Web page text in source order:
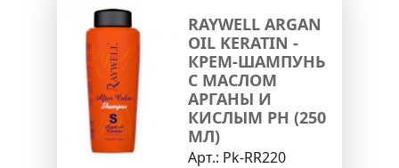
RAYWELL ARGAN
OIL KERATIN -
КРЕМ-ШАМПУНЬ
С МАСЛОМ
АРГАНЫ И
КИСЛЫМ PH (250
МЛ)
Арт.: Pk-RR220